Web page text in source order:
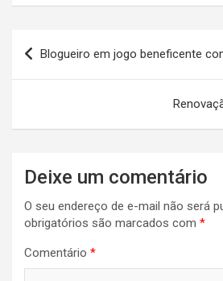
Navegação
de
Blogueiro em jogo beneficente
Deixe um comentário
O seu endereço de e-mail não será
obrigatórios são marcados com *
Comentário *